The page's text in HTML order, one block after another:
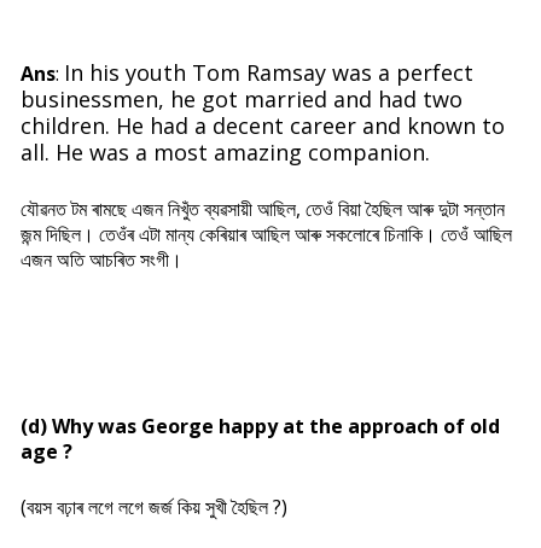
Ans: In his youth Tom Ramsay was a perfect
businessmen, he got married and had two
children. He had a decent career and known to
all. He was a most amazing companion.
যৌৱনত টম ৰামছে এজন নিখুঁত ব্যৱসায়ী আছিল, তেওঁ বিয়া হৈছিল আৰু দুটা সন্তান
জন্ম দিছিল। তেওঁৰ এটা মান্য কেৰিয়াৰ আছিল আৰু সকলোৰে চিনাকি। তেওঁ আছিল
এজন অতি আচৰিত সংগী।
(d) Why was George happy at the approach of old
age ?
(বয়স বঢ়াৰ লগে লগে জর্জ কিয় সুখী হৈছিল ?)